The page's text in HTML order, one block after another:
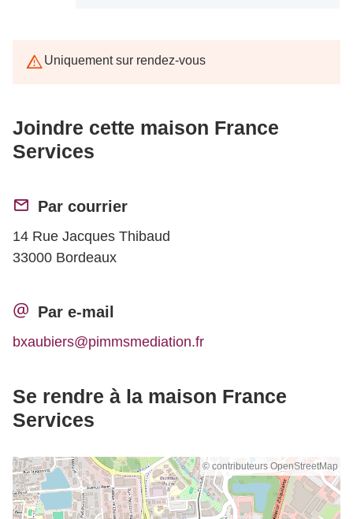
Uniquement sur rendez-vous
Joindre cette maison France
Services
Par courrier
14 Rue Jacques Thibaud
33000 Bordeaux
Par e-mail
bxaubiers@pimmsmediation.fr
Se rendre à la maison France
Services
© contributeurs OpenStreetMap